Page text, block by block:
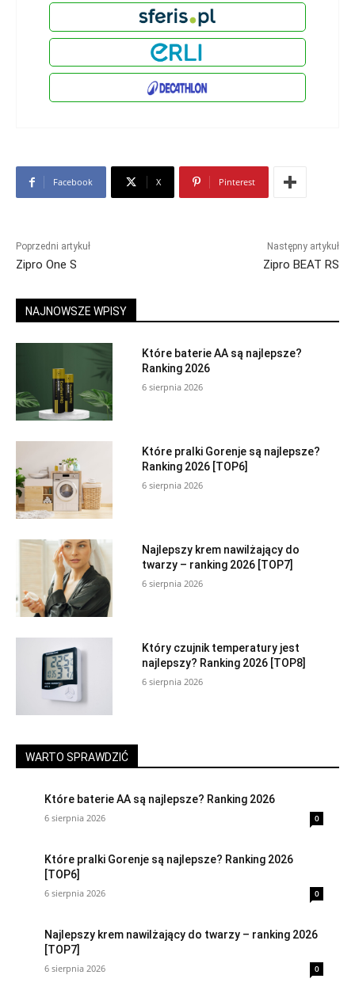
Facebook X Pinterest
Poprzedni artykuł
Zipro One S
Następny artykuł
Zipro BEAT RS
NAJNOWSZE WPISY
Które baterie AA są najlepsze?
Ranking 2026
6 sierpnia 2026
Które pralki Gorenje są najlepsze?
Ranking 2026 [TOP6]
6 sierpnia 2026
Najlepszy krem nawilżający do
twarzy – ranking 2026 [TOP7]
6 sierpnia 2026
Który czujnik temperatury jest
najlepszy? Ranking 2026 [TOP8]
6 sierpnia 2026
WARTO SPRAWDZIĆ
Które baterie AA są najlepsze? Ranking 2026
6 sierpnia 2026 0
Które pralki Gorenje są najlepsze? Ranking 2026
[TOP6]
6 sierpnia 2026 0
Najlepszy krem nawilżający do twarzy – ranking 2026
[TOP7]
6 sierpnia 2026 0